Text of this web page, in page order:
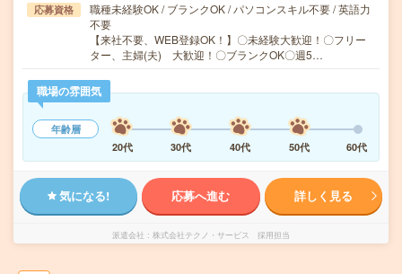
応募資格
職種未経験OK / ブランクOK / パソコンスキル不要 / 英語力
不要
【来社不要、WEB登録OK！】〇未経験大歓迎！〇フリー
ター、主婦(夫) 大歓迎！〇ブランクOK〇週5…
職場の雰囲気
年齢層
20代
30代 40代 50代 60代
気になる! 応募へ進む 詳しく見る
派遣会社 株式会社テクノ・サービス 採用担当